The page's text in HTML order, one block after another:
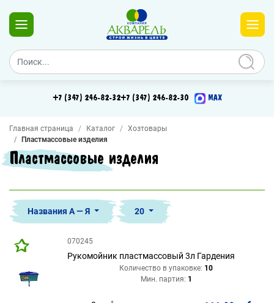
+7 (347) 246-82-32+7 (347) 246-82-30 MAX
Главная страница Каталог
Хозтовары
Пластмассовые изделия
Пластмассовые изделия
Названия А — Я 20
070245
Рукомойник пластмассовый 3л Гардения
Количество в упаковке: 10
Мин. партия: 1